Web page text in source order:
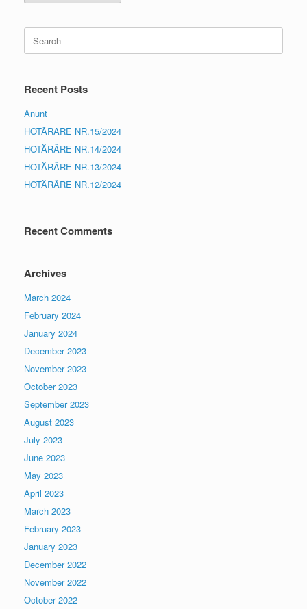
for:
Recent Posts
Anunt
HOTĂRÂRE NR.15/2024
HOTĂRÂRE NR.14/2024
HOTĂRÂRE NR.13/2024
HOTĂRÂRE NR.12/2024
Recent Comments
Archives
March 2024
February 2024
January 2024
December 2023
November 2023
October 2023
September 2023
August 2023
July 2023
June 2023
May 2023
April 2023
March 2023
February 2023
January 2023
December 2022
November 2022
October 2022